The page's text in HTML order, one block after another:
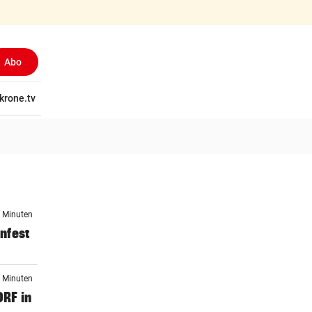
Abo
krone.tv
Minuten
Minuten
in